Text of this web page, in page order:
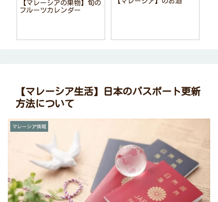
【マレーシアの果物】旬の
フルーツカレンダー
【マレーシア生活】日本のパスポート更新
方法について
マレーシア情報